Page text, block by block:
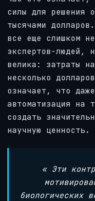
силы для решения
тысячами
все еще слишком
экспертов-людей,
велика: затраты
несколько
означает, что
автоматизация на
создать
научную ценность.
« Эти
биологических